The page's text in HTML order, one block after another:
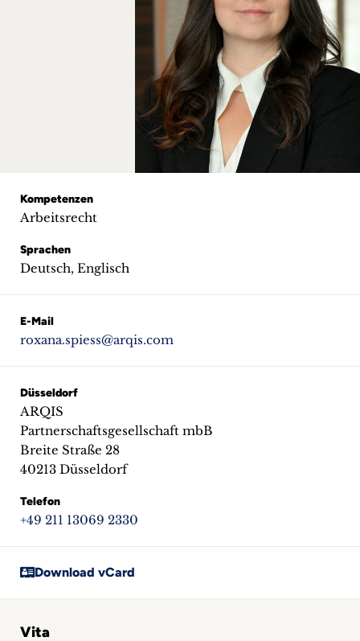
Podcasts
+
Philosophie
Kontakt
Kompetenzen
Arbeitsrecht
Sprachen
Deutsch, Englisch
E-Mail
roxana.spiess@arqis.com
Düsseldorf
ARQIS
Partnerschaftsgesellschaft mbB
Breite Straße 28
40213 Düsseldorf
Telefon
+49 211 13069 2330
Download vCard
Vita